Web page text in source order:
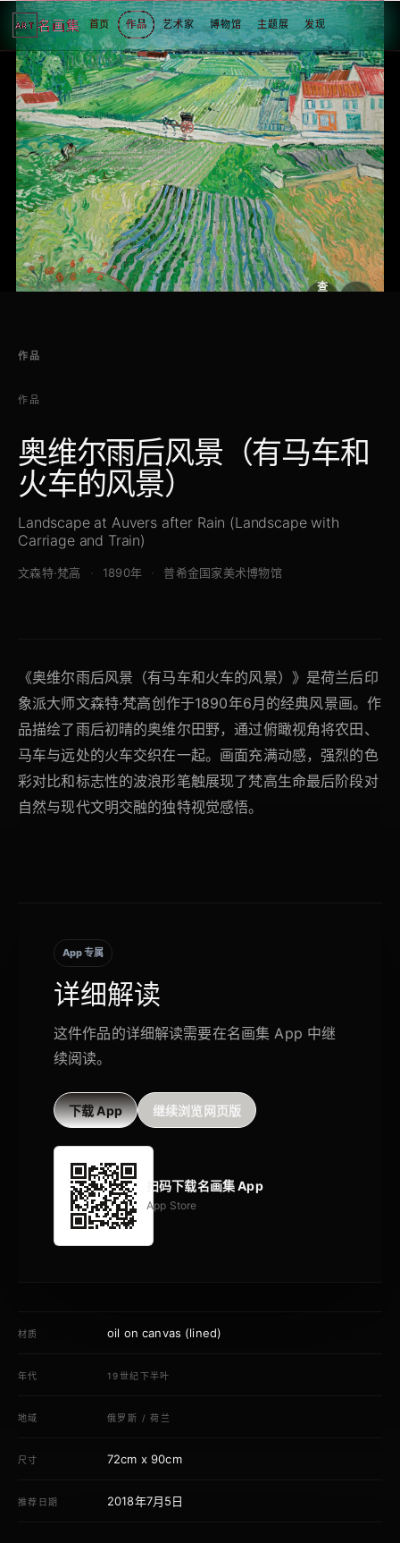
ART 名画集 首页 作品 艺术家 博物馆 主题展 发现
5
个
看
点
1
2
3
4
5
查
作品
作品
奥维尔雨后风景（有马车和
火车的风景）
Landscape at Auvers after Rain (Landscape with
Carriage and Train)
文森特·梵高 1890年 普希金国家美术博物馆
《奥维尔雨后风景（有马车和火车的风景）》是荷兰后印
象派大师文森特·梵高创作于1890年6月的经典风景画。作
品描绘了雨后初晴的奥维尔田野，通过俯瞰视角将农田、
马车与远处的火车交织在一起。画面充满动感，强烈的色
彩对比和标志性的波浪形笔触展现了梵高生命最后阶段对
自然与现代文明交融的独特视觉感悟。
App 专属
详细解读
这件作品的详细解读需要在名画集 App 中继
续阅读。
下载 App 继续浏览网页版
扫码下载名画集 App
App Store
材质 oil on canvas (lined)
年代 19世纪下半叶
地域 俄罗斯 /荷兰
尺寸 72cm x 90cm
推荐日期 2018年7月5日